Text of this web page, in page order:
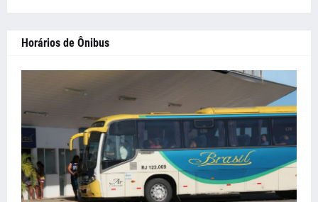
Horários de Ônibus